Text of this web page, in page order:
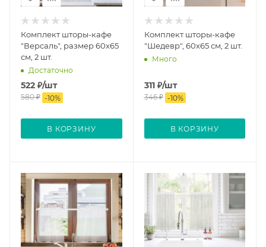
Комплект шторы-кафе
"Версаль", размер 60х65
см, 2 шт.
Достаточно
522 ₽/шт
580₽ -10%
В КОРЗИНУ
Комплект шторы-кафе
"Шедевр", 60х65 см, 2 шт.
Много
311₽/шт
346₽ -10%
В КОРЗИНУ